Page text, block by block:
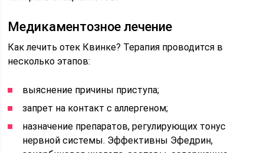
Медикаментозное лечение
Как лечить отек Квинке? Терапия проводится в
несколько этапов:
выяснение причины приступа;
запрет на контакт с аллергеном;
назначение препаратов, регулирующих тонус
нервной системы. Эффективны Эфедрин,